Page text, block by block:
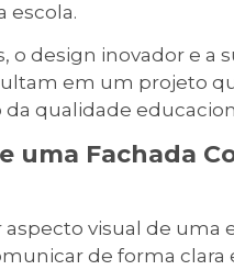
escola.
o design inovador e
em um projeto
qualidade
uma Fachada
visual de uma
de forma clara